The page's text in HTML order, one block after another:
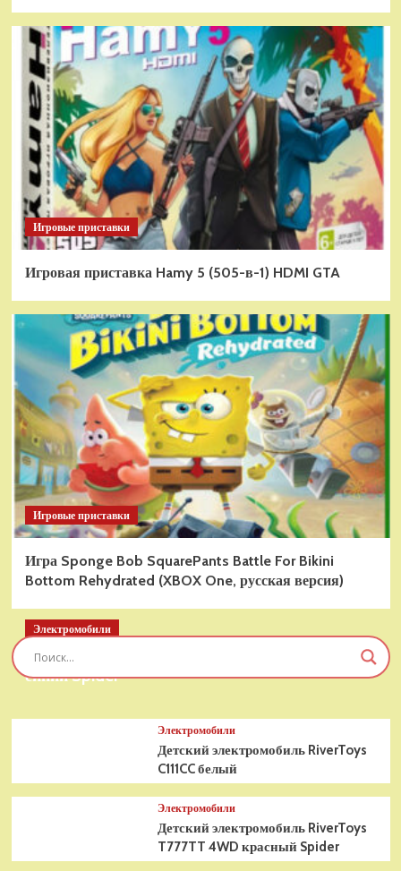
Игровые приставки
Игровая приставка Hamy 5 (505-в-1) HDMI GTA
Игровые приставки
Игра Sponge Bob SquarePants Battle For Bikini
Bottom Rehydrated (XBOX One, русская версия)
Электромобили
Детский электромобиль RiverToys T777TT 4WD
синий Spider
Электромобили
Детский электромобиль RiverToys
C111CC белый
Электромобили
Детский электромобиль RiverToys
T777TT 4WD красный Spider